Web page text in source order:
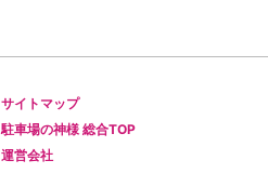
サイトマップ
駐車場の神様 総合TOP
運営会社